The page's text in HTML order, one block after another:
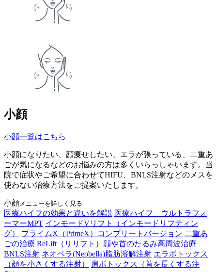
小顔
小顔一覧はこちら
小顔になりたい、顔痩せしたい、エラが張っている、二重あ
ごが気になるなどのお悩みの方は多くいらっしゃいます。当
院で症状やご希望に合わせてHIFU、BNLS注射などのメスを
使わない治療方法をご提案いたします。
小顔 メニューを詳しく見る
医療ハイフの効果と違いを解説 医療ハイフ ウルトラフォ
ーマーMPT インモードVリフト（インモードリフティン
グ）
プライムX（PrimeX）コンプリートバージョン 二重あ
ごの治療 ReLift（リリフト）顔や首のたるみ高周波治療
BNLS注射 ネオベラ(Neobella)脂肪溶解注射 エラボトックス
（顔を小さくする注射）
肩ボトックス（首を長くする注